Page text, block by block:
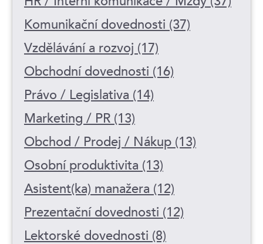
Komunikační dovednosti (37)
Vzdělávání a rozvoj (17)
Obchodní dovednosti (16)
Právo / Legislativa (14)
Marketing / PR (13)
Obchod / Prodej / Nákup (13)
Osobní produktivita (13)
Asistent(ka) manažera (12)
Prezentační dovednosti (12)
Lektorské dovednosti (8)